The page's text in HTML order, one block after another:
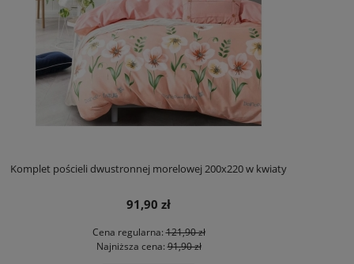
Komplet pościeli dwustronnej morelowej 200x220 w kwiaty
91,90 zł
Cena regularna:121,90 zł
Najniższa cena:91,90 zł